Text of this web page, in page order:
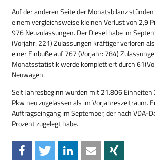
Auf der anderen Seite der Monatsbilanz
einem vergleichsweise kleinen Verlust von 2,9
976 Neuzulassungen. Der Diesel habe im
(Vorjahr: 221) Zulassungen kräftiger verloren
einer Einbuße auf 767 (Vorjahr: 784)
Monatsstatistik werde komplettiert durch
Neuwagen.
Seit Jahresbeginn wurden mit 21.806
Pkw neu zugelassen als im Vorjahreszeitraum.
Auftragseingang im September, der nach VDA-
Prozent zugelegt habe.